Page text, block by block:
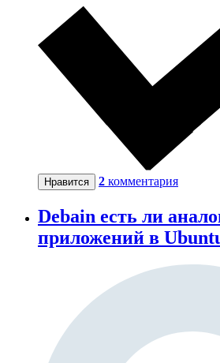
Нравится 2 комментария
Debain есть ли
приложений в